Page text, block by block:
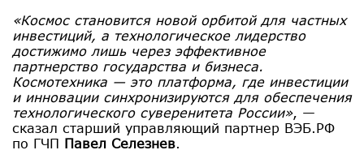
«Космос становится новой орбитой для частных
инвестиций, а технологическое лидерство
достижимо лишь через эффективное
партнерство государства и бизнеса.
Космотехника — это платформа, где инвестиции
и инновации синхронизируются для обеспечения
технологического суверенитета России», —
сказал старший управляющий партнер ВЭБ.РФ
по ГЧП Павел Селезнев.